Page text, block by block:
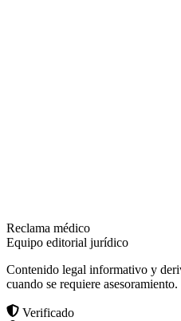
Reclama médico
Equipo editorial jurídico
Contenido legal informativo y
cuando se requiere asesoramiento.
Verificado